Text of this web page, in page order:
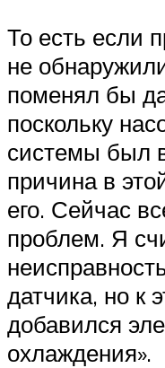
То есть если
не
поменял бы
поскольку
системы был
причина в
его. Сейчас
проблем. Я
датчика, но к
добавился
охлаждения».